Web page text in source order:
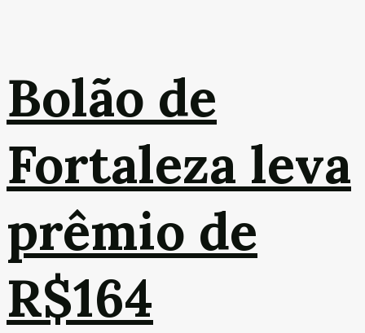
Bolão de
Fortaleza leva
prêmio de
R$164